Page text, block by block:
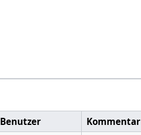
Benutzer
Kommentar